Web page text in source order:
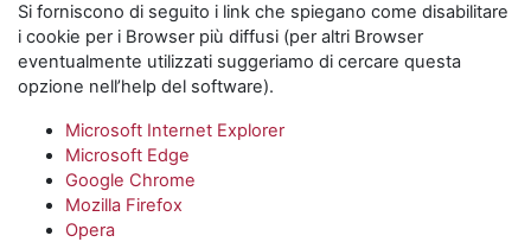
Si forniscono di seguito i link che spiegano come disabilitare
i cookie per i Browser più diffusi (per altri Browser
eventualmente utilizzati suggeriamo di cercare questa
opzione nell’help del software).
Microsoft Internet Explorer
Microsoft Edge
Google Chrome
Mozilla Firefox
Opera